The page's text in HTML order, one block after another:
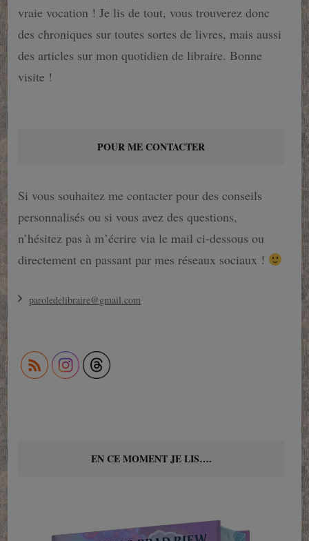
vraie vocation ! Je lis de tout, vous trouverez donc
des chroniques sur toutes sortes de livres, mais aussi
des articles sur mon quotidien de libraire. Bonne
visite !
POUR ME CONTACTER
Si vous souhaitez me contacter pour des conseils
personnalisés ou si vous avez des questions,
n’hésitez pas à m’écrire via le mail ci-dessous ou
directement en passant par mes réseaux sociaux !
paroledelibraire@gmail.com
EN CE MOMENT JE LIS….